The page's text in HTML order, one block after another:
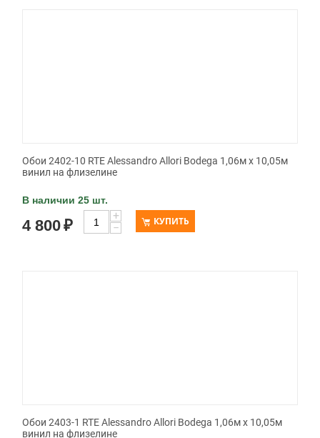
Обои 2402-10 RTE Alessandro Allori Bodega 1,06м х 10,05м
винил на флизелине
В наличии 25 шт.
4 800₽
+
−
КУПИТЬ
Обои 2403-1 RTE Alessandro Allori Bodega 1,06м х 10,05м
винил на флизелине